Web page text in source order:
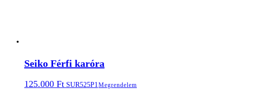
Seiko Férfi karóra
125.000 Ft SUR525P1Megrendelem